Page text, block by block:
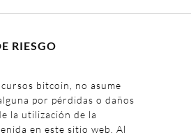
RIESGO
bitcoin, no asume
por pérdidas o daños
la utilización de la
en este sitio web. Al